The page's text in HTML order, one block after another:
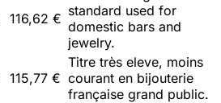
116,62 € standard used for
domestic bars and
jewelry.
115,77 €
Titre très eleve, moins
courant en bijouterie
française grand public.